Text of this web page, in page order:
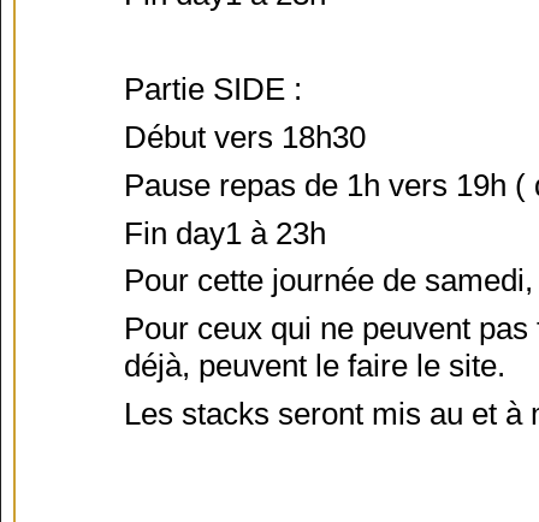
Partie SIDE :
Début vers 18h30
Pause repas de 1h vers 19h
Fin day1 à 23h
Pour cette journée de
Pour ceux qui ne peuvent
déjà, peuvent le faire le site.
Les stacks seront mis au et